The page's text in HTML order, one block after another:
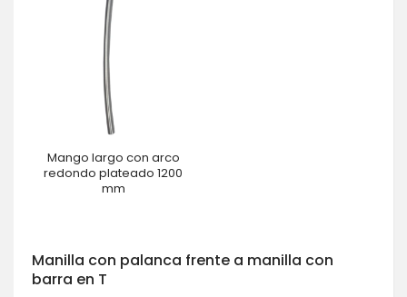
Mango largo con arco
redondo plateado 1200
mm
Manilla con palanca frente a manilla con
barra en T